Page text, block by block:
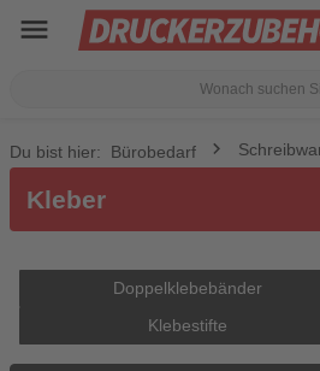
menu
Du bist hier: Bürobedarf
Kleber
Doppelklebebänder
Klebestifte